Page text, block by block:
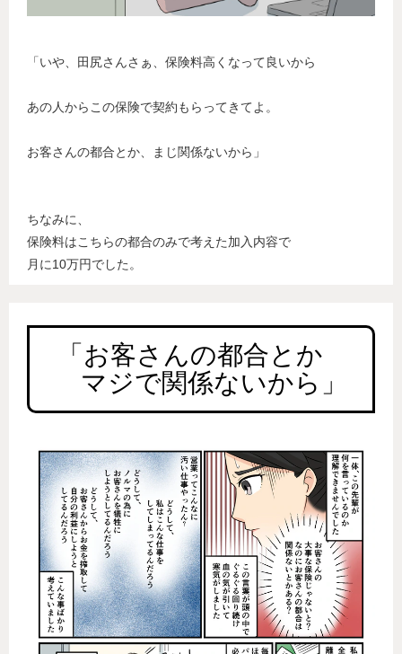
「いや、田尻さんさぁ、保険料高くなって良いから
あの人からこの保険で契約もらってきてよ。
お客さんの都合とか、まじ関係ないから」
ちなみに、
保険料はこちらの都合のみで考えた加入内容で
月に10万円でした。
「お客さんの都合とか
マジで関係ないから」